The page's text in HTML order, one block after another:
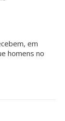
em
homens no